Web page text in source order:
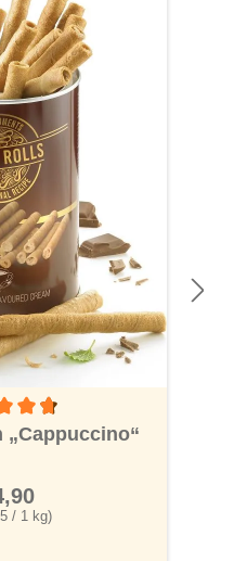
Bewertung von 4.7 von 5
„Cappuccino“
/ 1 kg)